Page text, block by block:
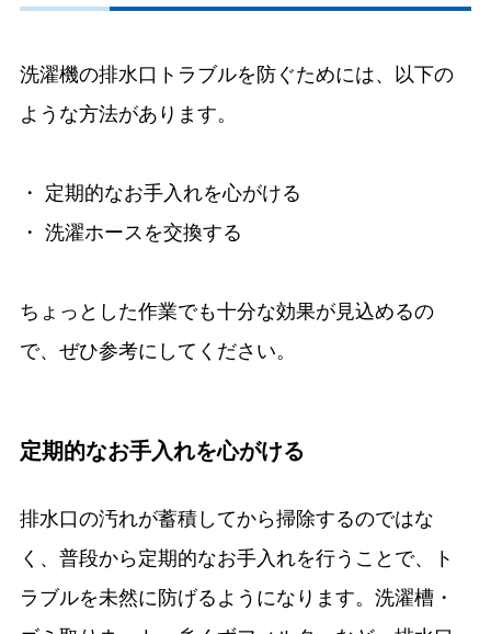
洗濯機の排水口トラブルを防ぐためには、以下の
ような方法があります。
・ 定期的なお手入れを心がける
・ 洗濯ホースを交換する
ちょっとした作業でも十分な効果が見込めるの
で、ぜひ参考にしてください。
定期的なお手入れを心がける
排水口の汚れが蓄積してから掃除するのではな
く、普段から定期的なお手入れを行うことで、ト
ラブルを未然に防げるようになります。洗濯槽・